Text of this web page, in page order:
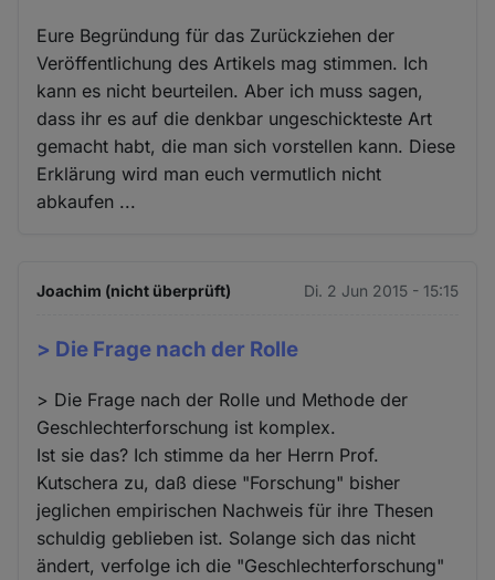
Eure Begründung für das Zurückziehen der
Veröffentlichung des Artikels mag stimmen. Ich
kann es nicht beurteilen. Aber ich muss sagen,
dass ihr es auf die denkbar ungeschickteste Art
gemacht habt, die man sich vorstellen kann. Diese
Erklärung wird man euch vermutlich nicht
abkaufen ...
Joachim (nicht überprüft) Di. 2 Jun 2015 - 15:15
> Die Frage nach der Rolle
> Die Frage nach der Rolle und Methode der
Geschlechterforschung ist komplex.
Ist sie das? Ich stimme da her Herrn Prof.
Kutschera zu, daß diese "Forschung" bisher
jeglichen empirischen Nachweis für ihre Thesen
schuldig geblieben ist. Solange sich das nicht
ändert, verfolge ich die "Geschlechterforschung"